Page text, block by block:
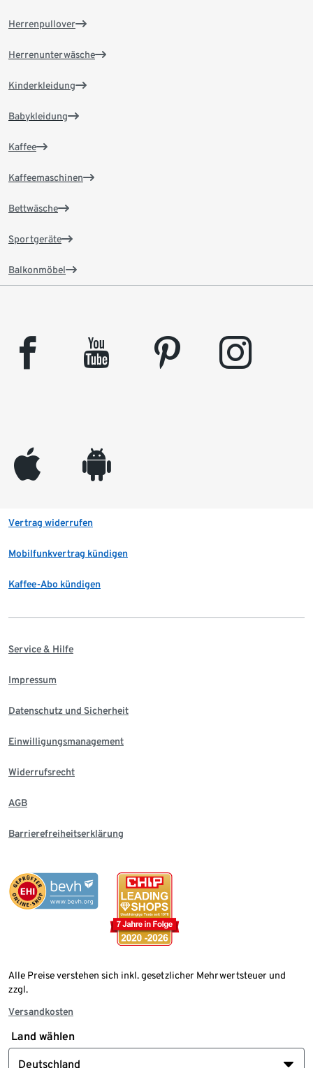
Herrenpullover
Herrenunterwäsche
Kinderkleidung
Babykleidung
Kaffee
Kaffeemaschinen
Bettwäsche
Sportgeräte
Balkonmöbel
facebook youtube pinterest instagram
appleinc android
Vertrag widerrufen
Mobilfunkvertrag kündigen
Kaffee-Abo kündigen
Service & Hilfe
Impressum
Datenschutz und Sicherheit
Einwilligungsmanagement
Widerrufsrecht
AGB
Barrierefreiheitserklärung
Alle Preise verstehen sich inkl. gesetzlicher Mehrwertsteuer und
zzgl.
Versandkosten
Land wählen
Deutschland